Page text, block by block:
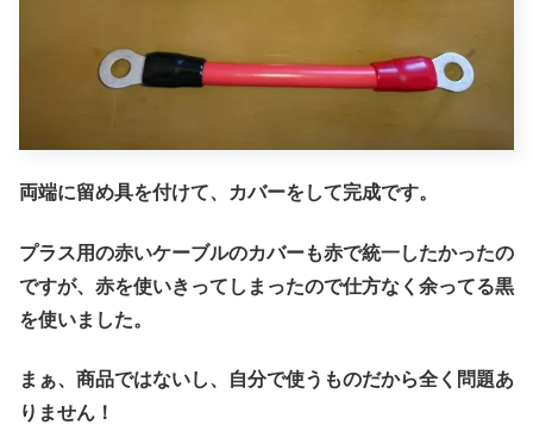
両端に留め具を付けて、カバーをして完成です。
プラス用の赤いケーブルのカバーも赤で統一したかったの
ですが、赤を使いきってしまったので仕方なく余ってる黒
を使いました。
まぁ、商品ではないし、自分で使うものだから全く問題あ
りません！